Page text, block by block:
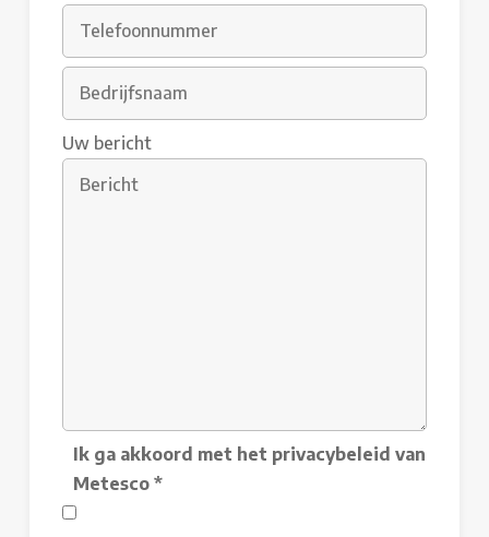
Uw bericht
Ik ga akkoord met het privacybeleid van
Metesco *